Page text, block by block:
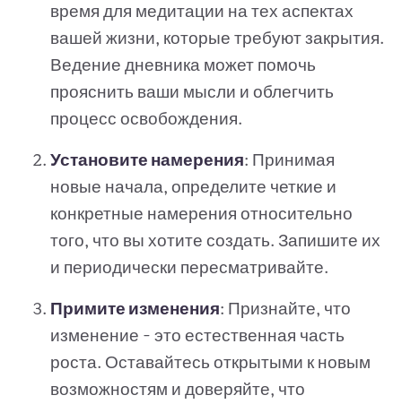
время для медитации на тех аспектах
вашей жизни, которые требуют закрытия.
Ведение дневника может помочь
прояснить ваши мысли и облегчить
процесс освобождения.
Установите намерения: Принимая
новые начала, определите четкие и
конкретные намерения относительно
того, что вы хотите создать. Запишите их
и периодически пересматривайте.
Примите изменения: Признайте, что
изменение - это естественная часть
роста. Оставайтесь открытыми к новым
возможностям и доверяйте, что